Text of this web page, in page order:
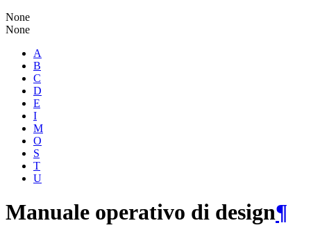
None
None
A
B
C
D
E
I
M
O
S
T
U
Manuale operativo di design¶